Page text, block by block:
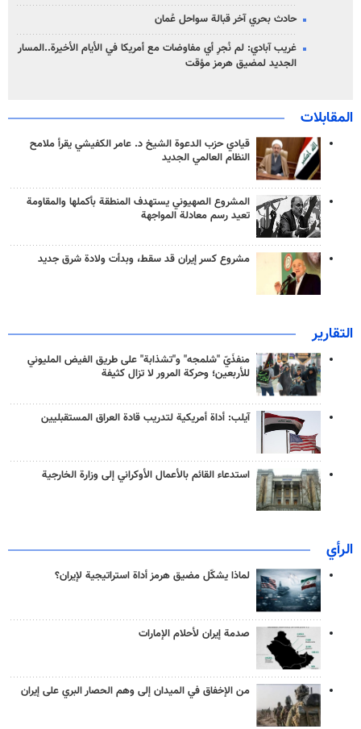
حادث بحري آخر قبالة سواحل عُمان
غريب آبادي: لم نُجرِ أي مفاوضات مع أمريكا في الأيام الأخيرة..المسار
الجديد لمضيق هرمز مؤقت
المقابلات
قيادي حزب الدعوة الشيخ د. عامر الكفيشي يقرأ ملامح
النظام العالمي الجديد
المشروع الصهيوني يستهدف المنطقة بأكملها والمقاومة
تعيد رسم معادلة المواجهة
مشروع كسر إيران قد سقط، وبدأت ولادة شرق جديد
التقارير
منفذَيّ "شلمجه" و"تشذابة" على طريق الفيض المليوني
للأربعين؛ وحركة المرور لا تزال كثيفة
آيلب: أداة أمريكية لتدريب قادة العراق المستقبليين
استدعاء القائم بالأعمال الأوكراني إلى وزارة الخارجية
الرأي
لماذا يشكّل مضيق هرمز أداة استراتيجية لإيران؟
صدمة إيران لأحلام الإمارات
من الإخفاق في الميدان إلى وهم الحصار البري على إيران